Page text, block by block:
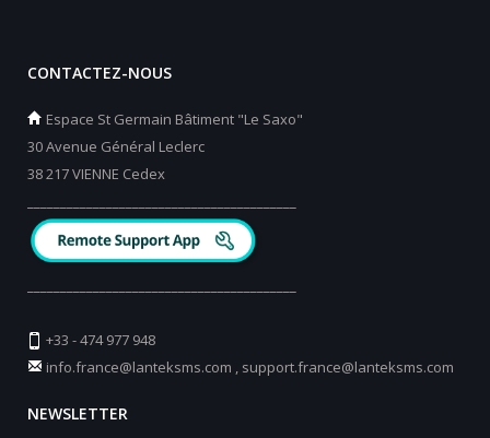
CONTACTEZ-NOUS
Espace St Germain Bâtiment "Le Saxo"
30 Avenue Général Leclerc
38 217 VIENNE Cedex
+33 - 474 977 948
info.france@lanteksms.com
support.france@lanteksms.com
NEWSLETTER